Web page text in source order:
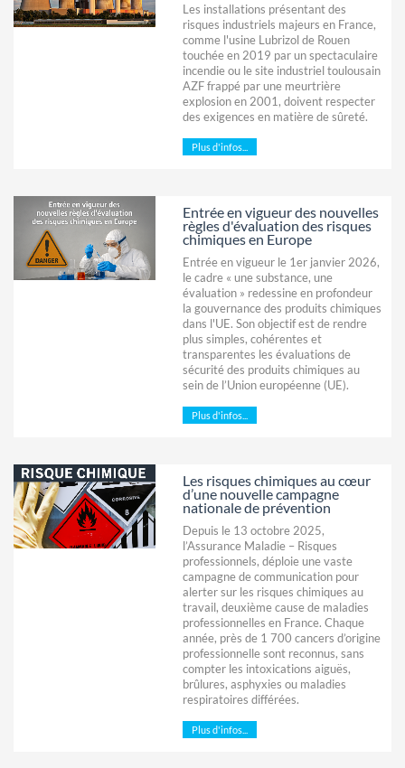
Les installations présentant des
risques industriels majeurs en France,
comme l'usine Lubrizol de Rouen
touchée en 2019 par un spectaculaire
incendie ou le site industriel toulousain
AZF frappé par une meurtrière
explosion en 2001, doivent respecter
des exigences en matière de sûreté.
Plus d'infos...
Entrée en vigueur des nouvelles
règles d'évaluation des risques
chimiques en Europe
Entrée en vigueur le 1er janvier 2026,
le cadre « une substance, une
évaluation » redessine en profondeur
la gouvernance des produits chimiques
dans l'UE. Son objectif est de rendre
plus simples, cohérentes et
transparentes les évaluations de
sécurité des produits chimiques au
sein de l’Union européenne (UE).
Plus d'infos...
Les risques chimiques au cœur
d’une nouvelle campagne
nationale de prévention
Depuis le 13 octobre 2025,
l’Assurance Maladie – Risques
professionnels, déploie une vaste
campagne de communication pour
alerter sur les risques chimiques au
travail, deuxième cause de maladies
professionnelles en France. Chaque
année, près de 1 700 cancers d’origine
professionnelle sont reconnus, sans
compter les intoxications aiguës,
brûlures, asphyxies ou maladies
respiratoires différées.
Plus d'infos...